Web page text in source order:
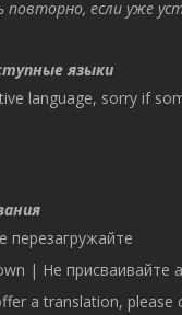
если уже
языки
language, sorry if
перезагружайте
| Не присваивайте
a translation,